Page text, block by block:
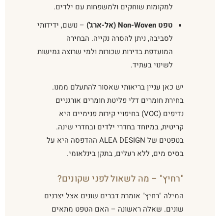
למקומות שוחקים ולמשפחות עם ילדים.
טפט Non-Woven (אל-ארג')
– נושם, ידידותי
לסביבה, ניתן להסרה נקייה. הבחירה
המועדפת בדירות שכורות ולמי שרוצה גמישות
לשינוי בעתיד.
יש כאן עניין בריאותי שאסור להתעלם ממנו.
בחירת חומרים דלי פליטת חומרים אורגניים
נדיפים (VOC) בחיפויי קירות פנימיים היא
קריטית, במיוחד בחדרי ילדים ובחדרי שינה.
בטפטים של ALEA DESIGN ההדפסה היא על
בסיס מים, ללא רעלים, בתקן בינלאומי.
"רחיץ" – מה לשאול לפני שקונים?
המילה "רחיץ" אומרת דברים שונים אצל יצרנים
שונים. שאלה ראשונה – האם הטפט מתאים